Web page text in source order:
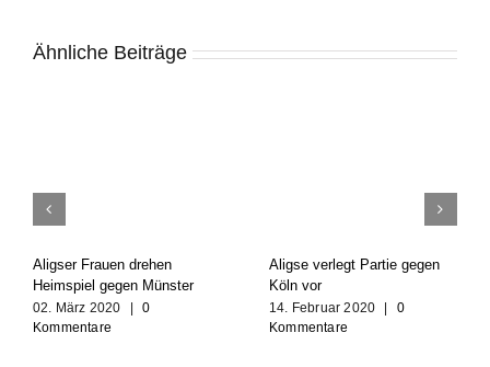
Ähnliche Beiträge
Aligser Frauen drehen
Heimspiel gegen Münster
02. März 2020 |
0
Kommentare
Aligse verlegt Partie gegen
Köln vor
14. Februar 2020 |
0
Kommentare